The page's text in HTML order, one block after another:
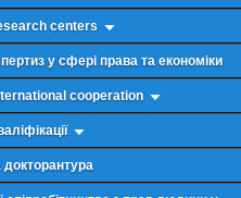
centers
у сфері права та економіки
cooperation
докторантура